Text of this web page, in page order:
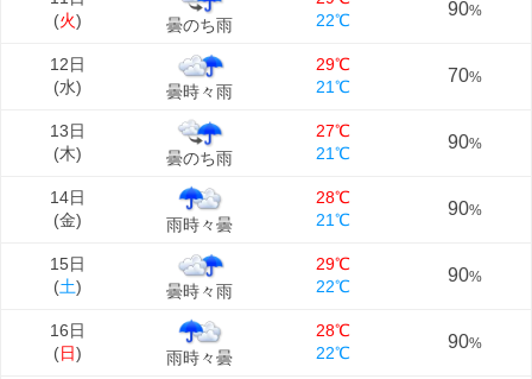
(火) 曇のち雨
22℃
90%
12日
(水) 曇時々雨
29℃
21℃
70%
13日
(木) 曇のち雨
27℃
21℃
90%
14日
(金) 雨時々曇
28℃
21℃
90%
15日
(土) 曇時々雨
29℃
22℃
90%
16日
(日) 雨時々曇
28℃
22℃
90%